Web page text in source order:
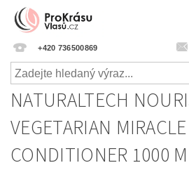
+420 736500869
NATURALTECH
VEGETARIAN MIRACLE
CONDITIONER 1000